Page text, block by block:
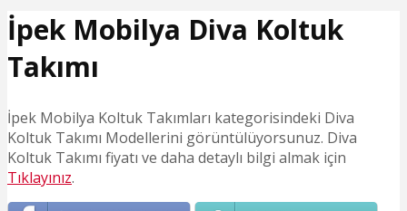
İpek Mobilya Diva Koltuk
Takımı
İpek Mobilya Koltuk Takımları kategorisindeki Diva
Koltuk Takımı Modellerini görüntülüyorsunuz. Diva
Koltuk Takımı fiyatı ve daha detaylı bilgi almak için
Tıklayınız.